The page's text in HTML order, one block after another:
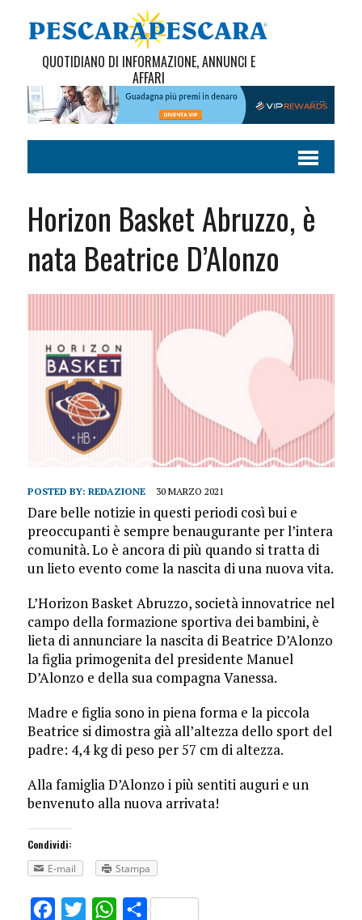
QUOTIDIANO DI INFORMAZIONE, ANNUNCI E
AFFARI
Horizon Basket Abruzzo, è
nata Beatrice D’Alonzo
POSTED BY: REDAZIONE 30 MARZO 2021
Dare belle notizie in questi periodi così bui e
preoccupanti è sempre benaugurante per l’intera
comunità. Lo è ancora di più quando si tratta di
un lieto evento come la nascita di una nuova vita.
L’Horizon Basket Abruzzo, società innovatrice nel
campo della formazione sportiva dei bambini, è
lieta di annunciare la nascita di Beatrice D’Alonzo
la figlia primogenita del presidente Manuel
D’Alonzo e della sua compagna Vanessa.
Madre e figlia sono in piena forma e la piccola
Beatrice si dimostra già all’altezza dello sport del
padre: 4,4 kg di peso per 57 cm di altezza.
Alla famiglia D’Alonzo i più sentiti auguri e un
benvenuto alla nuova arrivata!
Condividi:
E-mail
Stampa
FacebookTwitterWhatsApp
Share